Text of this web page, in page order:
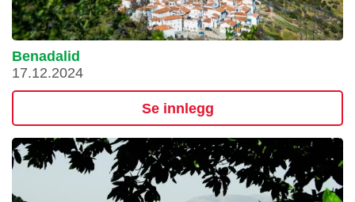
Benadalid
17.12.2024
Se innlegg